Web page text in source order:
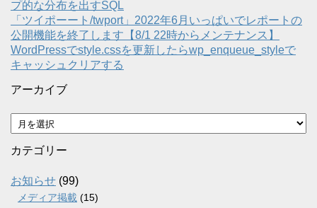
プ的な分布を出すSQL
「ツイポーート/twport」2022年6月いっぱいでレポートの
公開機能を終了します【8/1 22時からメンテナンス】
WordPressでstyle.cssを更新したらwp_enqueue_styleで
キャッシュクリアする
アーカイブ
ア
ー
カ
ブ
カテゴリー
お知らせ (99)
メディア掲載 (15)